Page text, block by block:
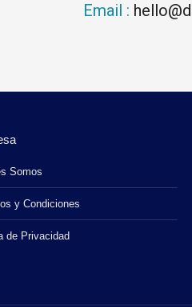
Email :
Somos
y Condiciones
de Privacidad